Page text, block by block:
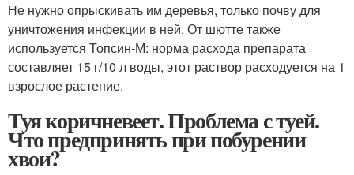
Не нужно опрыскивать им деревья, только почву для
уничтожения инфекции в ней. От шютте также
используется Топсин-М: норма расхода препарата
составляет 15 г/10 л воды, этот раствор расходуется на 1
взрослое растение.
Туя коричневеет. Проблема с туей.
Что предпринять при побурении
хвои?